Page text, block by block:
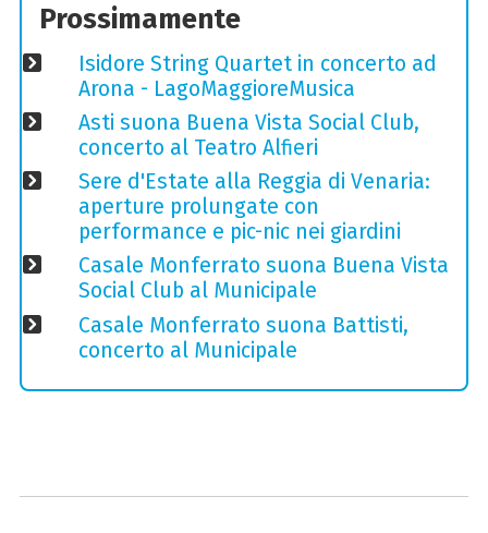
Prossimamente
Isidore String Quartet in concerto ad
Arona - LagoMaggioreMusica
Asti suona Buena Vista Social Club,
concerto al Teatro Alfieri
Sere d'Estate alla Reggia di Venaria:
aperture prolungate con
performance e pic-nic nei giardini
Casale Monferrato suona Buena Vista
Social Club al Municipale
Casale Monferrato suona Battisti,
concerto al Municipale